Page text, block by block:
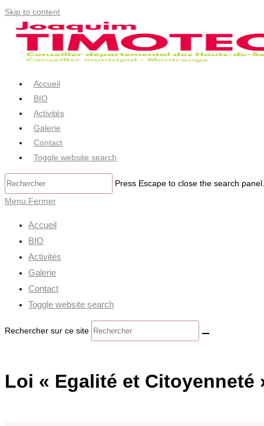
Skip to content
Accueil
BIO
Activités
Galerie
Contact
Toggle website search
Press Escape to close the search panel.
Menu Fermer
Accueil
BIO
Activités
Galerie
Contact
Toggle website search
Rechercher sur ce site
Loi « Egalité et